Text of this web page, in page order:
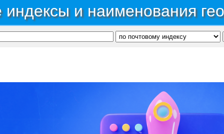
и наименования